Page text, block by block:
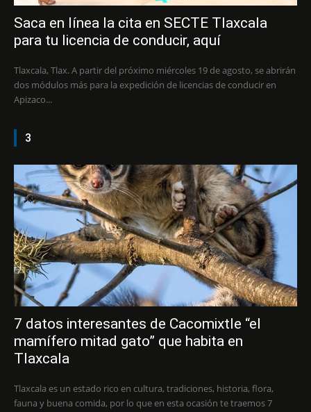
Saca en línea la cita en SECTE Tlaxcala
para tu licencia de conducir, aquí
Tlaxcala, Tlax. A partir del próximo miércoles 19 de agosto, se abrirán
dos módulos más para la expedición de licencias de conducir en
Apizaco...
3
7 datos interesantes de Cacomixtle “el
mamífero mitad gato” que habita en
Tlaxcala
Tlaxcala es un estado rico en cultura, tradiciones, historia, flora,
fauna y buena comida, por lo que en esta ocasión te traemos 7